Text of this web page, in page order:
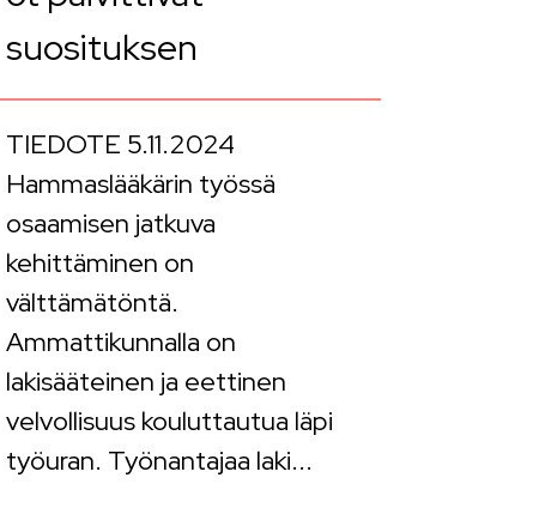
suosituksen
TIEDOTE 5.11.2024
Hammaslääkärin työssä
osaamisen jatkuva
kehittäminen on
välttämätöntä.
Ammattikunnalla on
lakisääteinen ja eettinen
velvollisuus kouluttautua läpi
työuran. Työnantajaa laki...